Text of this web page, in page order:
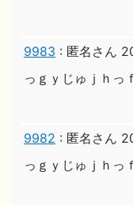
9983 : 匿名さん
っｇｙじゅｊｈっ
9982 : 匿名さん
っｇｙじゅｊｈっ